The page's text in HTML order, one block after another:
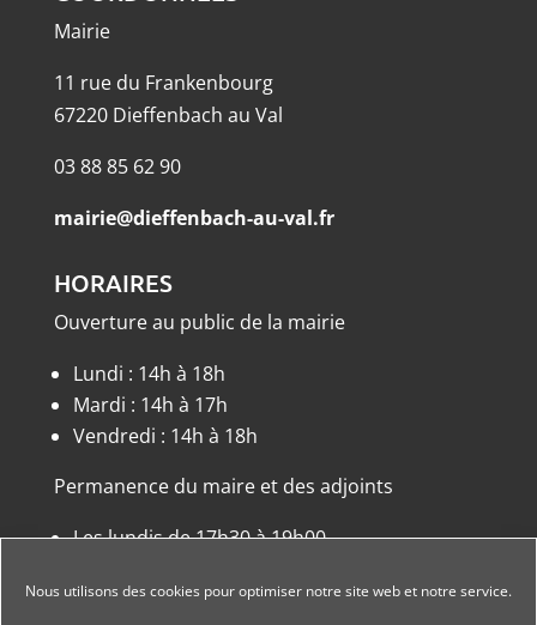
Nous utilisons des cookies pour optimiser notre site web et notre service.
Mairie
11 rue du Frankenbourg
67220 Dieffenbach au Val
03 88 85 62 90
mairie@dieffenbach-au-val.fr
HORAIRES
Ouverture au public de la mairie
Lundi : 14h à 18h
Mardi : 14h à 17h
Vendredi : 14h à 18h
Permanence du maire et des adjoints
Les lundis de 17h30 à 19h00